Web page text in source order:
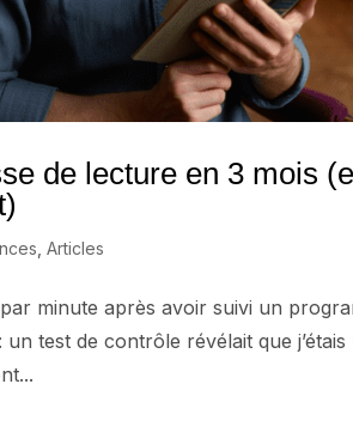
de lecture en 3 mois
,Articles
minute après avoir suivi un
test de contrôle révélait que